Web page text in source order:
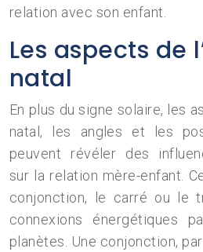
relation avec son enfant.
Les aspects de
natal
En plus du signe solaire, les
natal, les angles et les
peuvent révéler des
sur la relation mère-enfant.
conjonction, le carré ou le
connexions énergétiques
planètes. Une conjonction,